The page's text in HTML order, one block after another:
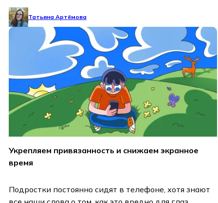
Татьяна Артёмова
Укрепляем привязанность и снижаем экранное
время
Подростки постоянно сидят в телефоне, хотя знают